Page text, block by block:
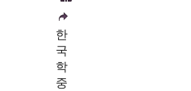
한
국
학
중